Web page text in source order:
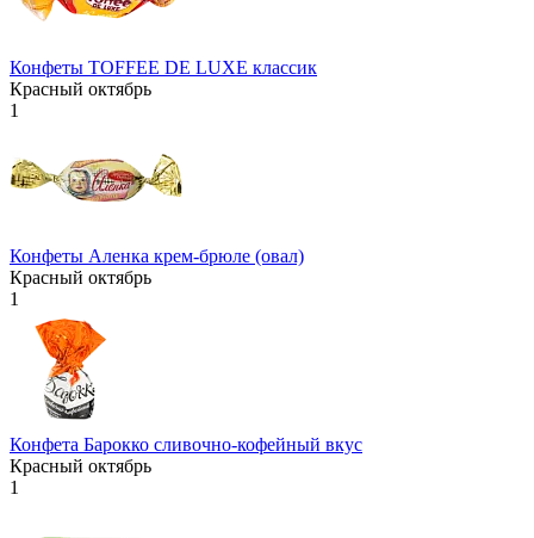
Конфеты TOFFEE DE LUXE классик
Красный октябрь
1
Конфеты Аленка крем-брюле (овал)
Красный октябрь
1
Конфета Барокко сливочно-кофейный вкус
Красный октябрь
1